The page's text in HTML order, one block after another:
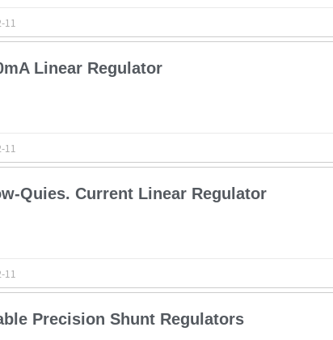
11
Linear Regulator
11
Quies. Current Linear Regulator
11
Precision Shunt Regulators